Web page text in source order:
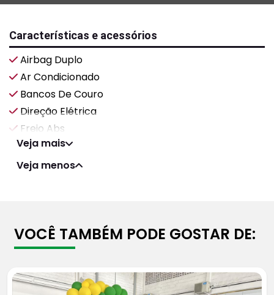
Características e acessórios
Airbag Duplo
Ar Condicionado
Bancos De Couro
Direção Elétrica
Freio Abs
Veja mais
Veja menos
VOCÊ TAMBÉM PODE GOSTAR DE: